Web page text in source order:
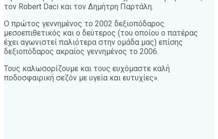
τον Robert Daci και τον Δημήτρη Παρτάλη.
Ο πρώτος γεννημένος το 2002 δεξιοπόδαρος
μεσοεπιθετικός και ο δεύτερος (του οποίου ο πατέρας
έχει αγωνιστεί παλιότερα στην ομάδα μας) επίσης
δεξιοπόδαρος ακραίος γεννημένος το 2006.
Τους καλωσορίζουμε και τους ευχόμαστε καλή
ποδοσφαιρική σεζόν με υγεία και ευτυχίες».